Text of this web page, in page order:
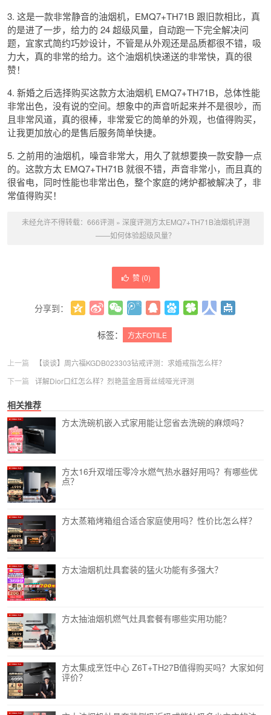
3. 这是一款非常静音的油烟机，EMQ7+TH71B 跟旧款相比，真
的是进了一步，给力的 24 超级风量，自动跑一下完全解决问
题，宜家式简约巧妙设计，不管是从外观还是品质都很不错，吸
力大，真的非常的给力。这个油烟机快递送的非常快，真的很
赞！
4. 新婚之后选择购买这款方太油烟机 EMQ7+TH71B，总体性能
非常出色，没有说的空间。想象中的声音听起来并不是很吵，而
且非常风道，真的很棒，非常爱它的简单的外观，也值得购买，
让我更加放心的是售后服务简单快捷。
5. 之前用的油烟机，噪音非常大，用久了就想要换一款安静一点
的。这款方太 EMQ7+TH71B 就很不错，声音非常小，而且真的
很省电，同时性能也非常出色，整个家庭的烤炉都被解决了，非
常值得购买！
未经允许不得转载： 666评测 » 深度评测方太EMQ7+TH71B油烟机评测
——如何体验超级风量？
赞 (0)
分享到：
标签：
方太FOTILE
上一篇
【谈谈】周六福KGDB023303钻戒评测：求婚戒指怎么样？
下一篇
详解Dior口红怎么样？烈艳蓝金唇膏丝绒哑光评测
相关推荐
方太洗碗机嵌入式家用能让您省去洗碗的麻烦吗？
方太16升双增压零冷水燃气热水器好用吗？有哪些优
点？
方太蒸箱烤箱组合适合家庭使用吗？性价比怎么样？
方太油烟机灶具套装的猛火功能有多强大？
方太抽油烟机燃气灶具套餐有哪些实用功能？
方太集成烹饪中心 Z6T+TH27B值得购买吗？大家如何
评价？